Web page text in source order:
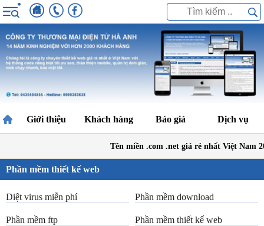
Giới thiệu Khách hàng Báo giá Dịch vụ
Tên miền .com .net giá rẻ nhất Việt Nam
Phần mềm thiết kế web
Diệt virus miễn phí Phần mềm download
Phần mềm ftp Phần mềm thiết kế web